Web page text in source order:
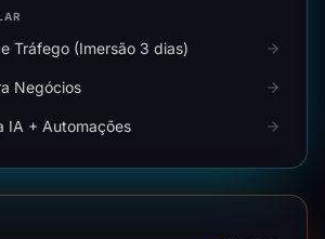
Tráfego (Imersão 3 dias)
Negócios
IA + Automações